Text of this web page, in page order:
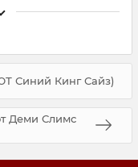
Синий Кинг Сайз)
Деми Слимс